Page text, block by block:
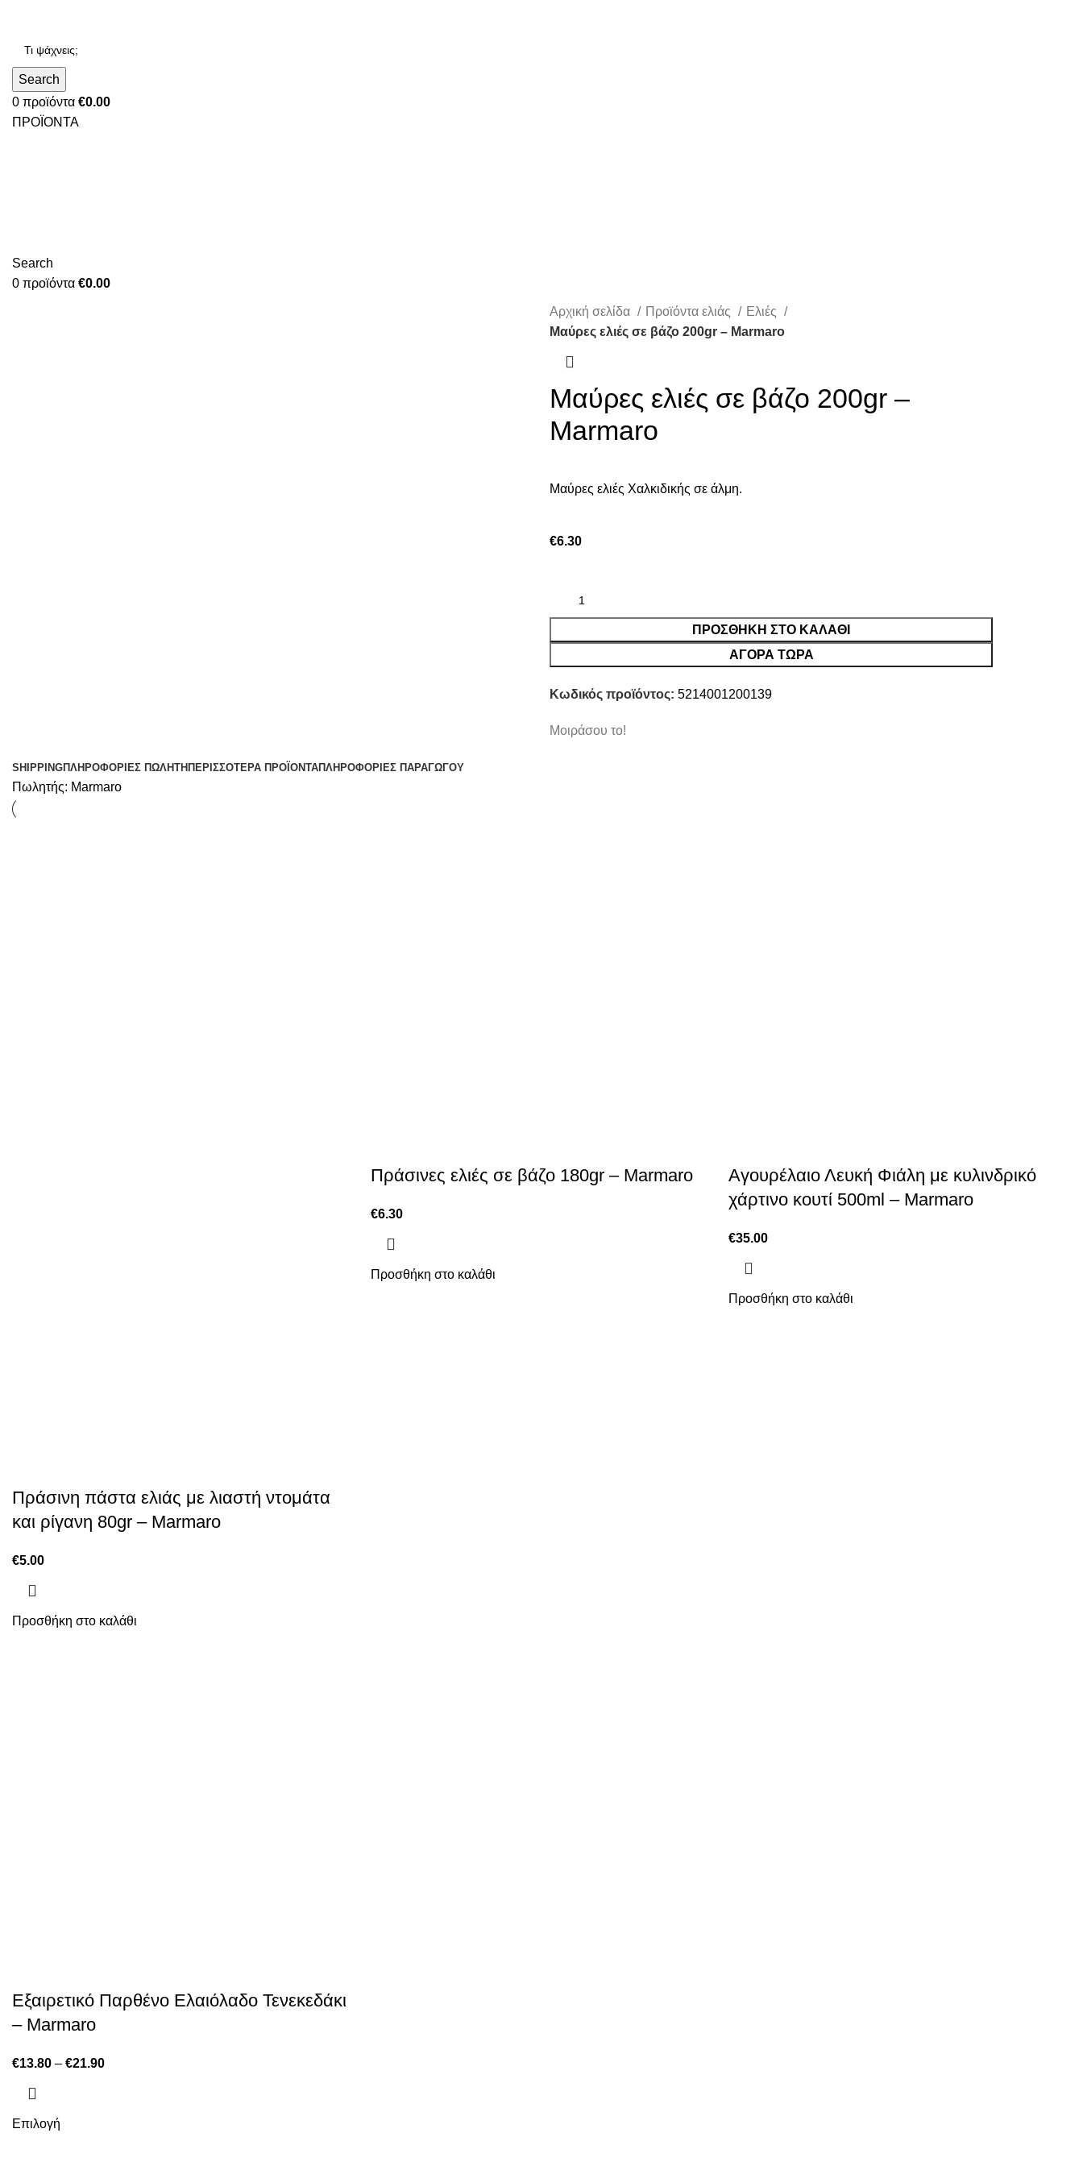
Search
0 προϊόντα €0.00
ΠΡΟΪΟΝΤΑ
Search
0 προϊόντα €0.00
Αρχική σελίδα Προϊόντα ελιάς
Ελιές
Μαύρες ελιές σε βάζο 200gr – Marmaro
Μαύρες ελιές σε βάζο 200gr –
Marmaro
Μαύρες ελιές Χαλκιδικής σε άλμη.
€6.30
ΠΡΟΣΘΉΚΗ ΣΤΟ ΚΑΛΆΘΙ
ΑΓΟΡΑ ΤΩΡΑ
Κωδικός προϊόντος: 5214001200139
Μοιράσου το!
SHIPPINGΠΛΗΡΟΦΟΡΊΕΣ ΠΩΛΗΤΉ ΠΕΡΙΣΣΌΤΕΡΑ ΠΡΟΪΌΝΤΑΠΛΗΡΟΦΟΡΙΕΣ ΠΑΡΑΓΩΓΟΥ
Πωλητής: Marmaro
Πράσινη πάστα ελιάς με λιαστή ντομάτα
και ρίγανη 80gr – Marmaro
€5.00
Προσθήκη στο καλάθι
Πράσινες ελιές σε βάζο 180gr – Marmaro
€6.30
Προσθήκη στο καλάθι
Αγουρέλαιο Λευκή Φιάλη με κυλινδρικό
χάρτινο κουτί 500ml – Marmaro
€35.00
Προσθήκη στο καλάθι
Εξαιρετικό Παρθένο Ελαιόλαδο Τενεκεδάκι
– Marmaro
€13.80 – €21.90
Επιλογή